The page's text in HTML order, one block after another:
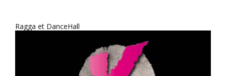
Ragga et DanceHall